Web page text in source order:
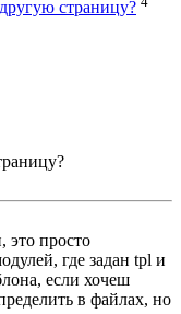
страницу?
это просто
где задан tpl и
если хочеш
в файлах, но